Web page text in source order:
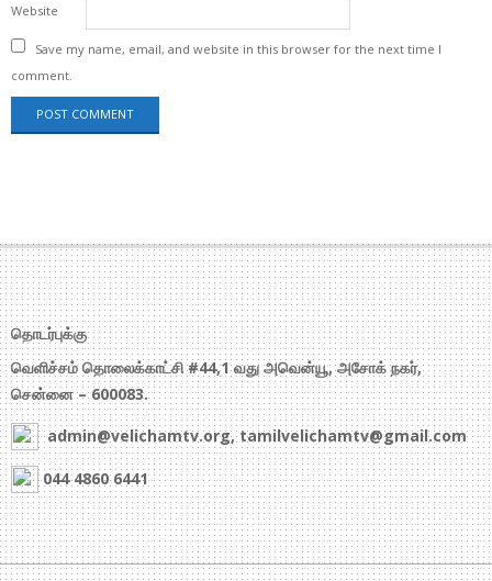
Website
Save my name, email, and website in this browser for the next time I
comment.
தொடர்புக்கு
வெளிச்சம் தொலைக்காட்சி #44,1 வது அவென்யூ, அசோக் நகர்,
சென்னை – 600083.
admin@velichamtv.org, tamilvelichamtv@gmail.com
044 4860 6441